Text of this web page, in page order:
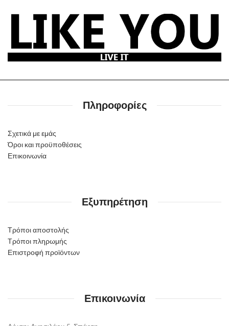
Πληροφορίες
Σχετικά με εμάς
Όροι και προϋποθέσεις
Επικοινωνία
Εξυπηρέτηση
Τρόποι αποστολής
Τρόποι πληρωμής
Επιστροφή προϊόντων
Επικοινωνία